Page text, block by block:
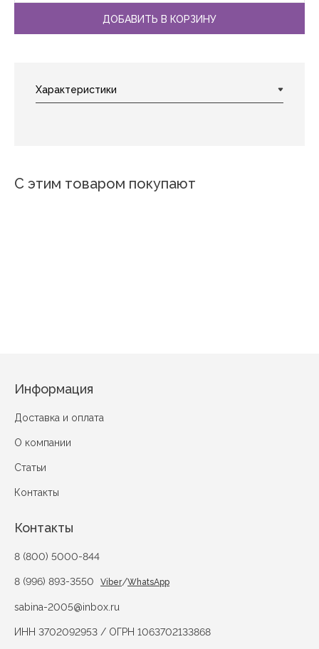
ДОБАВИТЬ В КОРЗИНУ
С этим товаром покупают
Информация
Доставка и оплата
О компании
Статьи
Контакты
Контакты
8 (800) 5000-844
8 (996) 893-3550 Viber/WhatsApp
sabina-2005@inbox.ru
ИНН 3702092953 / ОГРН 1063702133868